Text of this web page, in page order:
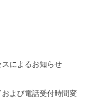
スによるお知らせ
および電話受付時間変